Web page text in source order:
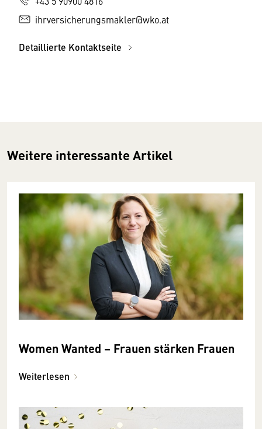
ihrversicherungsmakler@wko.at
Detaillierte Kontaktseite
Weitere interessante Artikel
Women Wanted – Frauen stärken Frauen
Weiterlesen